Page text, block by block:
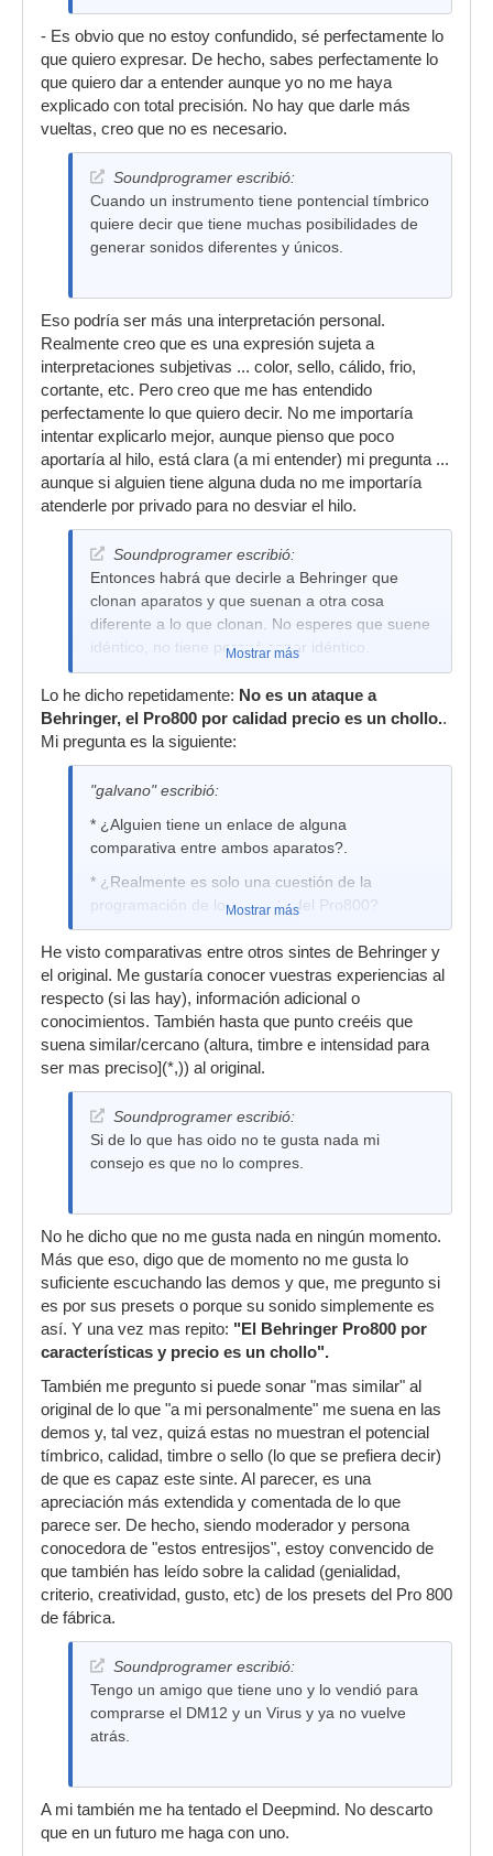
- Es obvio que no estoy confundido, sé perfectamente lo
que quiero expresar. De hecho, sabes perfectamente lo
que quiero dar a entender aunque yo no me haya
explicado con total precisión. No hay que darle más
vueltas, creo que no es necesario.
Soundprogramer escribió:
Cuando un instrumento tiene pontencial tímbrico
quiere decir que tiene muchas posibilidades de
generar sonidos diferentes y únicos.
Eso podría ser más una interpretación personal.
Realmente creo que es una expresión sujeta a
interpretaciones subjetivas ... color, sello, cálido, frio,
cortante, etc. Pero creo que me has entendido
perfectamente lo que quiero decir. No me importaría
intentar explicarlo mejor, aunque pienso que poco
aportaría al hilo, está clara (a mi entender) mi pregunta ...
aunque si alguien tiene alguna duda no me importaría
atenderle por privado para no desviar el hilo.
Soundprogramer escribió:
Entonces habrá que decirle a Behringer que
clonan aparatos y que suenan a otra cosa
diferente a lo que clonan. No esperes que suene
idéntico, no tiene porqué sonar idéntico.
Mostrar más
Lo he dicho repetidamente: No es un ataque a
Behringer, el Pro800 por calidad precio es un chollo..
Mi pregunta es la siguiente:
"galvano" escribió:
* ¿Alguien tiene un enlace de alguna
comparativa entre ambos aparatos?.
* ¿Realmente es solo una cuestión de la
programación de los presets del Pro800?
Mostrar más
He visto comparativas entre otros sintes de Behringer y
el original. Me gustaría conocer vuestras experiencias al
respecto (si las hay), información adicional o
conocimientos. También hasta que punto creéis que
suena similar/cercano (altura, timbre e intensidad para
ser mas preciso](*,)) al original.
Soundprogramer escribió:
Si de lo que has oido no te gusta nada mi
consejo es que no lo compres.
No he dicho que no me gusta nada en ningún momento.
Más que eso, digo que de momento no me gusta lo
suficiente escuchando las demos y que, me pregunto si
es por sus presets o porque su sonido simplemente es
así. Y una vez mas repito: "El Behringer Pro800 por
características y precio es un chollo".
También me pregunto si puede sonar "mas similar" al
original de lo que "a mi personalmente" me suena en las
demos y, tal vez, quizá estas no muestran el potencial
tímbrico, calidad, timbre o sello (lo que se prefiera decir)
de que es capaz este sinte. Al parecer, es una
apreciación más extendida y comentada de lo que
parece ser. De hecho, siendo moderador y persona
conocedora de "estos entresijos", estoy convencido de
que también has leído sobre la calidad (genialidad,
criterio, creatividad, gusto, etc) de los presets del Pro 800
de fábrica.
Soundprogramer escribió:
Tengo un amigo que tiene uno y lo vendió para
comprarse el DM12 y un Virus y ya no vuelve
atrás.
A mi también me ha tentado el Deepmind. No descarto
que en un futuro me haga con uno.